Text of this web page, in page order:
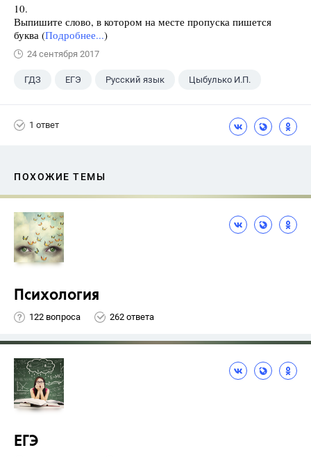
10.
Выпишите слово, в котором на месте пропуска пишется
буква (Подробнее...)
24 сентября 2017
ГДЗ ЕГЭ Русский язык Цыбулько И.П.
1 ответ
ПОХОЖИЕ ТЕМЫ
Психология
122 вопроса 262 ответа
ЕГЭ